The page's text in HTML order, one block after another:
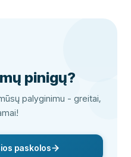
pinigų?
palyginimu - greitai,
paskolos